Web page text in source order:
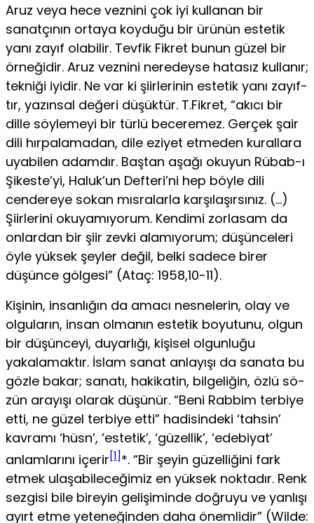
Aruz veya hece veznini çok iyi kullanan bir
sanatçının orta­ya koyduğu bir ürünün estetik
yanı zayıf olabilir. Tevfik Fik­ret bunun güzel bir
örneğidir. Aruz veznini neredeyse hatasız kullanır;
tekniği iyidir. Ne var ki şiirlerinin estetik yanı zayıf­
tır, yazınsal değeri düşüktür. T.Fikret, “akıcı bir
dille söyle­meyi bir türlü beceremez. Gerçek şair
dili hırpalamadan, di­le eziyet etmeden kurallara
uyabilen adamdır. Baştan aşağı okuyun Rübab-ı
Şikeste’yi, Haluk’un Defteri’ni hep böyle dili
cendereye sokan mısralarla karşılaşırsınız. (…)
Şiirlerini oku­yamıyorum. Kendimi zorlasam da
onlardan bir şiir zevki ala­mıyorum; düşünceleri
öyle yüksek şeyler değil, belki sadece birer
düşünce gölgesi” (Ataç: 1958,10-11).
Kişinin, insanlığın da amacı nesnelerin, olay ve
olguların, insan olmanın estetik boyutunu, olgun
bir düşünceyi, duyar­lığı, kişisel olgunluğu
yakalamaktır. İslam sanat anlayışı da sanata bu
gözle bakar; sanatı, hakikatin, bilgeliğin, özlü sö­
zün arayışı olarak düşünür. “Beni Rabbim terbiye
etti, ne gü­zel terbiye etti” hadisindeki ‘tahsin’
kavramı ‘hüsn’, ‘estetik’, ‘güzellik’, ‘edebiyat’
anlamlarını içerir[1]*. “Bir şeyin güzelliği­ni fark
etmek ulaşabileceğimiz en yüksek noktadır. Renk
sez­gisi bile bireyin gelişiminde doğruyu ve yanlışı
ayırt etme ye­teneğinden daha önemlidir” (Wilde: